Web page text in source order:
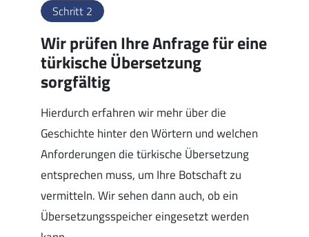
Schritt 2
Wir prüfen Ihre Anfrage für eine
türkische Übersetzung
sorgfältig
Hierdurch erfahren wir mehr über die
Geschichte hinter den Wörtern und welchen
Anforderungen die türkische Übersetzung
entsprechen muss, um Ihre Botschaft zu
vermitteln. Wir sehen dann auch, ob ein
Übersetzungsspeicher eingesetzt werden